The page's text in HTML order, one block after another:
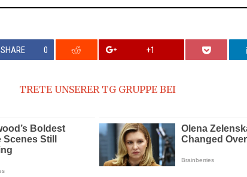
20,
SHARE 0 +1
TRETE UNSERER TG GRUPPE BEI